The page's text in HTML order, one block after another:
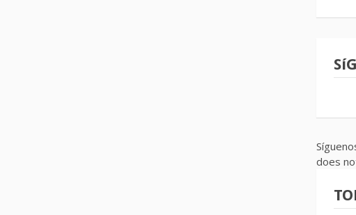
does